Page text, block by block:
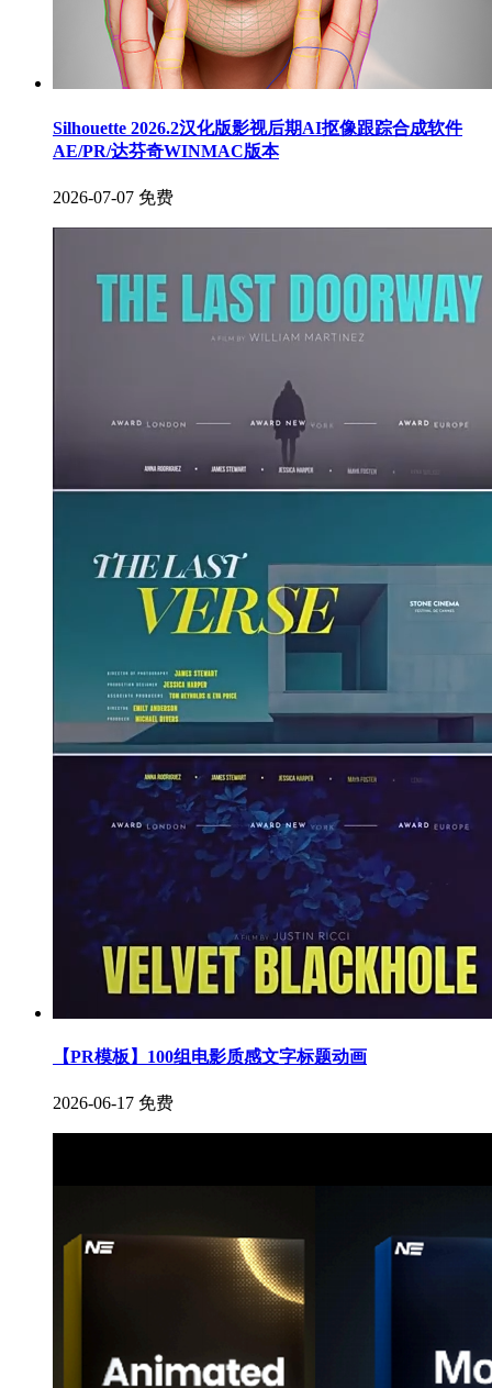
Silhouette 2026.2汉化版影视后期AI抠像跟踪合成软件
AE/PR/达芬奇WINMAC版本
2026-07-07 免费
【PR模板】100组电影质感文字标题动画
2026-06-17 免费